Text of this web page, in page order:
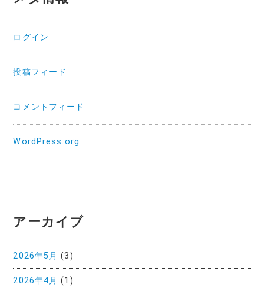
ログイン
投稿フィード
コメントフィード
WordPress.org
アーカイブ
2026年5月 (3)
2026年4月 (1)